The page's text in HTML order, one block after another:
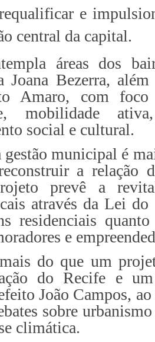
e
central da capital.
áreas dos
Joana Bezerra,
Amaro, com
mobilidade
social e cultural.
gestão municipal é
a relação
prevê a
através da Lei
residenciais
e
do que um
do Recife e
João Campos,
sobre
climática.